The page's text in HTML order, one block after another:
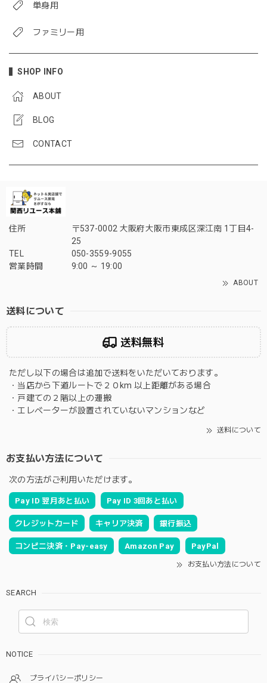
単身用
ファミリー用
SHOP INFO
ABOUT
BLOG
CONTACT
住所
〒537-0002 大阪府大阪市東成区深江南 1丁目4-
25
TEL
050-3559-9055
営業時間
9:00 ～ 19:00
ABOUT
送料について
送料無料
ただし以下の場合は追加で送料をいただいております。
・当店から下道ルートで２０km 以上距離がある場合
・戸建ての２階以上の運搬
・エレベーターが設置されていないマンションなど
送料について
お支払い方法について
次の方法がご利用いただけます。
Pay ID 翌月あと払い Pay ID 3回あと払い
クレジットカード キャリア決済 銀行振込
コンビニ決済・Pay-easy Amazon Pay PayPal
お支払い方法について
SEARCH
NOTICE
プライバシーポリシー